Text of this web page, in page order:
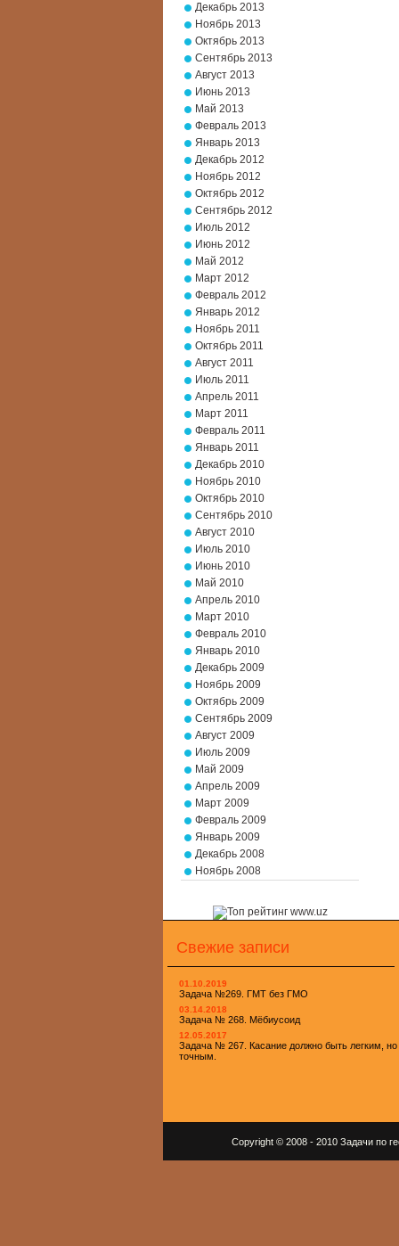
Декабрь 2013
Ноябрь 2013
Октябрь 2013
Сентябрь 2013
Август 2013
Июнь 2013
Май 2013
Февраль 2013
Январь 2013
Декабрь 2012
Ноябрь 2012
Октябрь 2012
Сентябрь 2012
Июль 2012
Июнь 2012
Май 2012
Март 2012
Февраль 2012
Январь 2012
Ноябрь 2011
Октябрь 2011
Август 2011
Июль 2011
Апрель 2011
Март 2011
Февраль 2011
Январь 2011
Декабрь 2010
Ноябрь 2010
Октябрь 2010
Сентябрь 2010
Август 2010
Июль 2010
Июнь 2010
Май 2010
Апрель 2010
Март 2010
Февраль 2010
Январь 2010
Декабрь 2009
Ноябрь 2009
Октябрь 2009
Сентябрь 2009
Август 2009
Июль 2009
Май 2009
Апрель 2009
Март 2009
Февраль 2009
Январь 2009
Декабрь 2008
Ноябрь 2008
Свежие записи
01.10.2019
Задача №269. ГМТ без ГМО
03.14.2018
Задача № 268. Мёбиусоид
12.05.2017
Задача № 267. Касание должно быть легким, но
точным.
Copyright © 2008 - 2010 Задачи по